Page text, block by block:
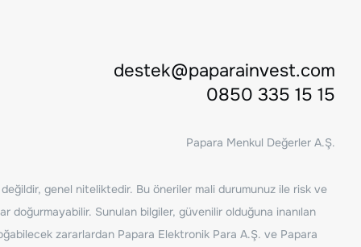
destek@paparainvest.com
0850 335 15 15
Papara Menkul Değerler A.Ş.
değildir, genel niteliktedir. Bu öneriler mali durumunuz ile risk ve
doğurmayabilir. Sunulan bilgiler, güvenilir olduğuna inanılan
zararlardan Papara Elektronik Para A.Ş. ve Papara